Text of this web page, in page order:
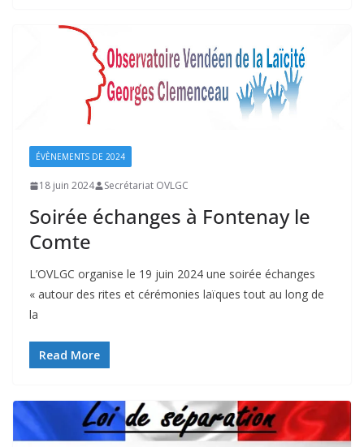
ÉVÈNEMENTS DE 2024
18 juin 2024 Secrétariat OVLGC
Soirée échanges à Fontenay le
Comte
L’OVLGC organise le 19 juin 2024 une soirée échanges
« autour des rites et cérémonies laïques tout au long de
la
Read More